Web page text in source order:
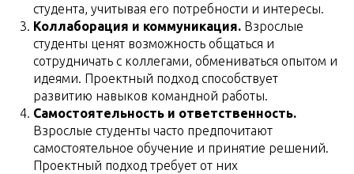
студента, учитывая его потребности и интересы.
Коллаборация и коммуникация. Взрослые
студенты ценят возможность общаться и
сотрудничать с коллегами, обмениваться опытом и
идеями. Проектный подход способствует
развитию навыков командной работы.
Самостоятельность и ответственность.
Взрослые студенты часто предпочитают
самостоятельное обучение и принятие решений.
Проектный подход требует от них